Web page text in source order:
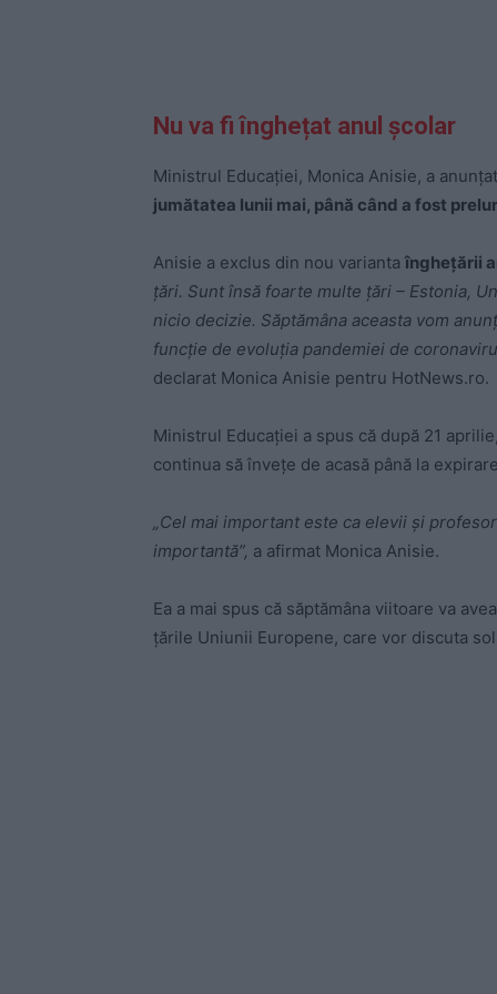
Nu va fi înghețat anul școlar
Ministrul Educației, Monica Anisie, a
jumătatea lunii mai, până când a fost
Anisie a exclus din nou variantaînghețării
țări. Sunt însă foarte multe țări – Estonia,
nicio decizie. Săptămâna aceasta vom
funcție de evoluția pandemiei de
declarat Monica Anisie pentru HotNews.ro.
Ministrul Educației a spus că după 21
continua să învețe de acasă până la
„Cel mai important este ca elevii și
importantă”, a afirmat Monica Anisie.
Ea a mai spus că săptămâna viitoare va
țările Uniunii Europene, care vor discuta